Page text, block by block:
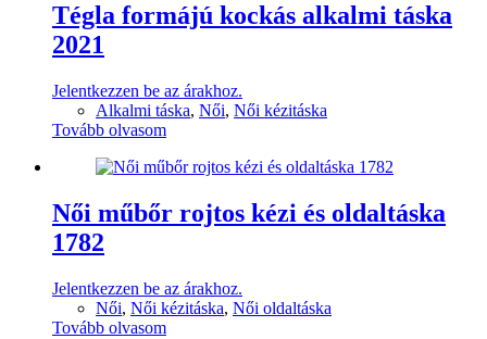
Tégla formájú kockás alkalmi táska
2021
Jelentkezzen be az árakhoz.
Alkalmi táska, Női, Női kézitáska
Tovább olvasom
Női műbőr rojtos kézi és oldaltáska
1782
Jelentkezzen be az árakhoz.
Női, Női kézitáska, Női oldaltáska
Tovább olvasom